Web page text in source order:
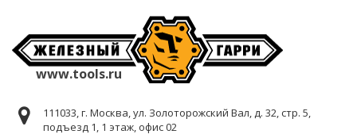
www.tools.ru
111033, г. Москва, ул. Золоторожский Вал, д. 32, стр. 5,
подъезд 1, 1 этаж, офис 02